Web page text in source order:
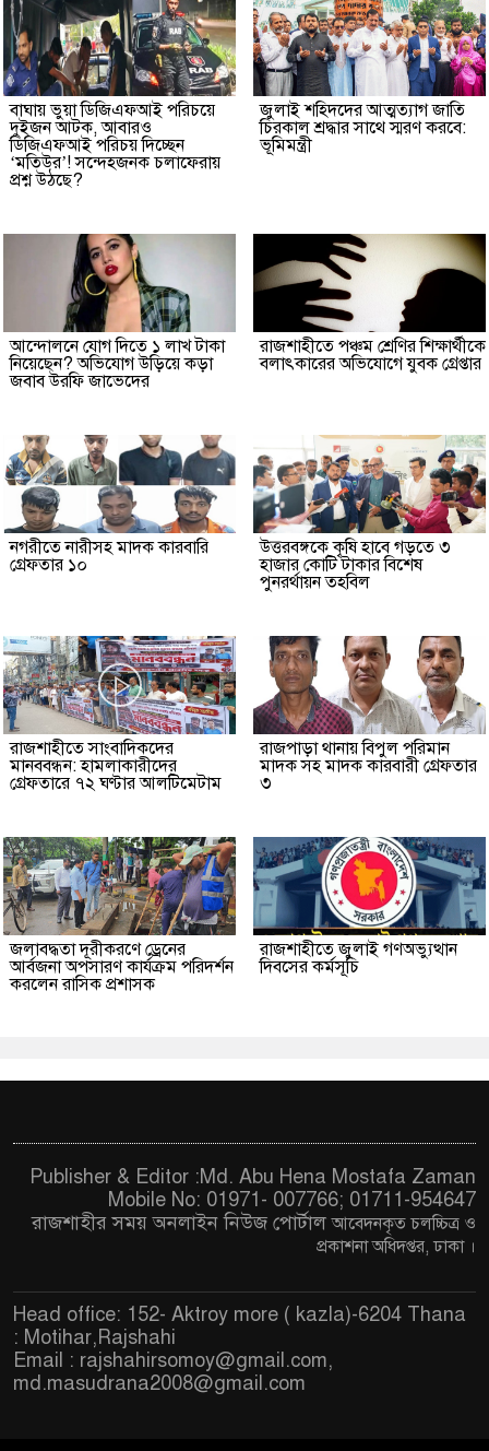
বাঘায় ভুয়া ডিজিএফআই পরিচয়ে
দুইজন আটক, আবারও
ডিজিএফআই পরিচয় দিচ্ছেন
‘মতিউর’! সন্দেহজনক চলাফেরায়
প্রশ্ন উঠছে?
জুলাই শহিদদের আত্মত্যাগ জাতি
চিরকাল শ্রদ্ধার সাথে স্মরণ করবে:
ভূমিমন্ত্রী
আন্দোলনে যোগ দিতে ১ লাখ টাকা
নিয়েছেন? অভিযোগ উড়িয়ে কড়া
জবাব উরফি জাভেদের
রাজশাহীতে পঞ্চম শ্রেণির শিক্ষার্থীকে
বলাৎকারের অভিযোগে যুবক গ্রেপ্তার
নগরীতে নারীসহ মাদক কারবারি
গ্রেফতার ১০
উত্তরবঙ্গকে কৃষি হাবে গড়তে ৩
হাজার কোটি টাকার বিশেষ
পুনরর্থায়ন তহবিল
রাজশাহীতে সাংবাদিকদের
মানববন্ধন: হামলাকারীদের
গ্রেফতারে ৭২ ঘণ্টার আলটিমেটাম
রাজপাড়া থানায় বিপুল পরিমান
মাদক সহ মাদক কারবারী গ্রেফতার
৩
জলাবদ্ধতা দূরীকরণে ড্রেনের
আর্বজনা অপসারণ কার্যক্রম পরিদর্শন
করলেন রাসিক প্রশাসক
রাজশাহীতে জুলাই গণঅভ্যুত্থান
দিবসের কর্মসূচি
Publisher & Editor :Md. Abu Hena Mostafa Zaman
Mobile No: 01971- 007766; 01711-954647
রাজশাহীর সময় অনলাইন নিউজ পোর্টালআবেদনকৃত চলচ্চিত্র ও
প্রকাশনা অধিদপ্তর, ঢাকা ।
Head office: 152- Aktroy more ( kazla)-6204 Thana
: Motihar,Rajshahi
Email : rajshahirsomoy@gmail.com,
md.masudrana2008@gmail.com